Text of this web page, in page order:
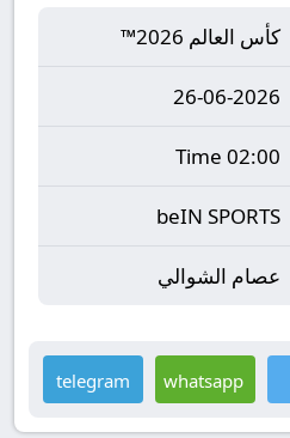
كأس العالم 2026™
26-06-2026
02:00 Time
beIN SPORTS
عصام الشوالي
whatsapp
telegram